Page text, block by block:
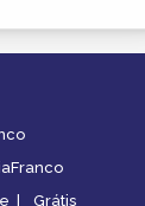
| Grátis